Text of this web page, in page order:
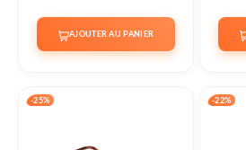
AJOUTER AU PANIER
-25% -22%